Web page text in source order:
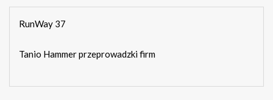
RunWay 37
Tanio Hammer przeprowadzki firm